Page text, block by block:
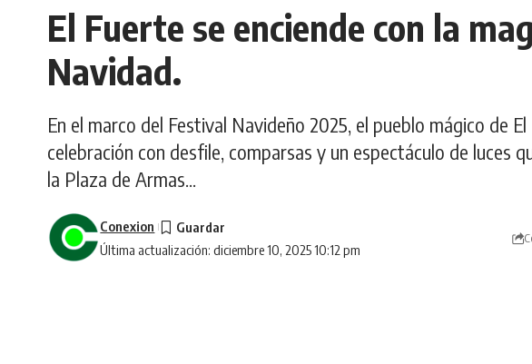
El Fuerte se enciende con la
Navidad.
En el marco del Festival Navideño 2025, el pueblo mágico de
celebración con desfile, comparsas y un espectáculo de luces
la Plaza de Armas...
Última actualización: diciembre 10, 2025 10:12 pm
Conexion